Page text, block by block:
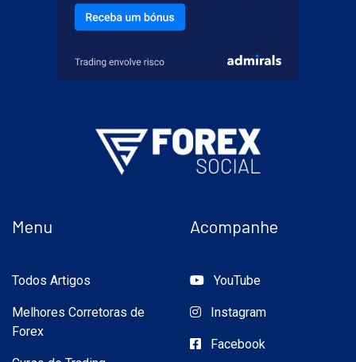
Menu
Todos Artigos
Melhores Corretoras de
Forex
Acompanhe
YouTube
Instagram
Facebook